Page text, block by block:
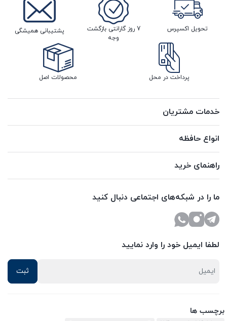
تحویل اکسپرس
7 روز گارانتی بازگشت
وجه
پشتیبانی همیشگی
پرداخت در محل محصولات اصل
خدمات مشتریان
انواع حافظه
راهنمای خرید
ما را در شبکه‌های اجتماعی دنبال کنید
لطفا ایمیل خود را وارد نمایید
برچسب ها